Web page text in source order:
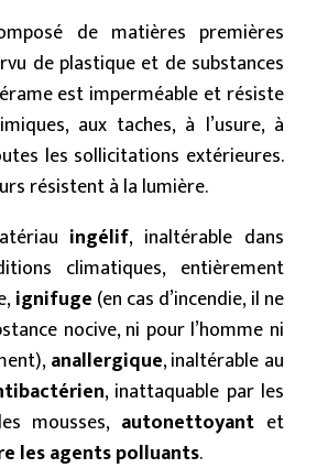
de matières premières
de plastique et de substances
est imperméable et résiste
aux taches, à l’usure, à
les sollicitations extérieures.
résistent à la lumière.
ingélif, inaltérable dans
climatiques, entièrement
ignifuge (en cas d’incendie, il ne
nocive, ni pour l’homme ni
anallergique, inaltérable au
, inattaquable par les
mousses, autonettoyant et
les agents polluants.